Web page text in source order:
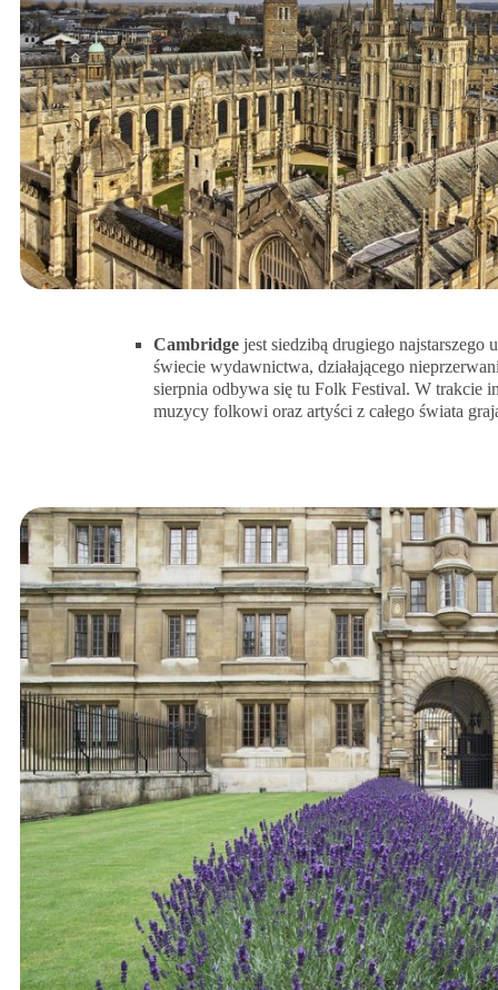
Cambridge jest siedzibą drugiego najstarszego
świecie wydawnictwa, działającego
sierpnia odbywa się tu Folk Festival. W trakcie
muzycy folkowi oraz artyści z całego świata